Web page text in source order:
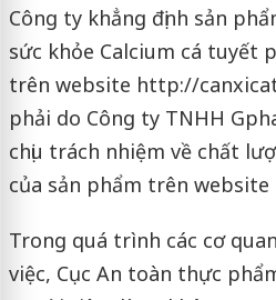
Công ty khẳng định sản
sức khỏe Calcium cá tuyết
trên website http://
phải do Công ty TNHH
chịu trách nhiệm về chất
của sản phẩm trên website
Trong quá trình các cơ
việc, Cục An toàn thực